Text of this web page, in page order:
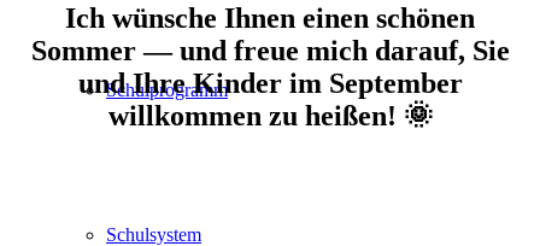
Schulprogramm
Schulsystem
Ich wünsche Ihnen einen schönen
Sommer — und freue mich darauf, Sie
und Ihre Kinder im September
willkommen zu heißen! 🌞